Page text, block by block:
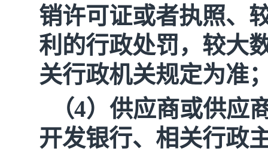
销许可证或者执照、
利的行政处罚，较大
关行政机关规定为准
（4）供应商或供应
开发银行、相关行政